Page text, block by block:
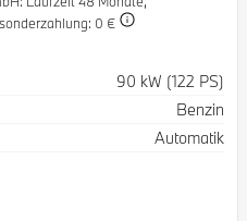
0 €
90 kW (122 PS)
Benzin
Automatik